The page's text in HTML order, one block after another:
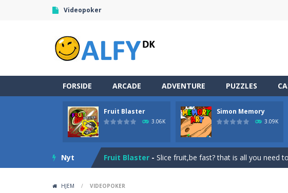
Videopoker
FORSIDE ARCADE ADVENTURE PUZZLES
Fruit Blaster
3.06K
Simon Memory
3.09K
Nyt
Space Miner The Gold Miner is an HTML5 puzzle
Alfy.dk: Gratis online underholdning Med
Fruit Blaster - Slice fruit,be fast? that is all you need
HJEM / VIDEOPOKER